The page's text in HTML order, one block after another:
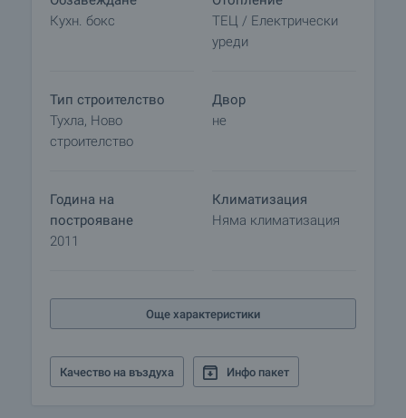
център „City Center Sofia”, училища и детски
градини, ресторанти и места за забавления.
Кухн. бокс
ТЕЦ / Електрически
уреди
Тип строителство
Тухла, Ново
строителство
Двор
не
Година на
построяване
2011
Климатизация
Няма климатизация
Още характеристики
Качество на въздуха Инфо пакет